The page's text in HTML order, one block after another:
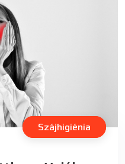
Szájhigiénia